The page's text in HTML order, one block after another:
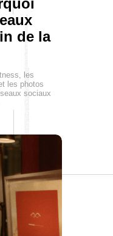
de la
les
les photos
sociaux